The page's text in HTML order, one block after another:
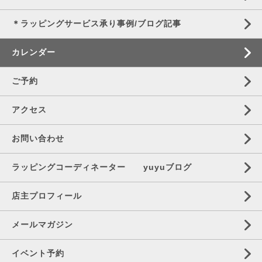
＊ラッピングサービス承り事例/ブログ記事
カレンダー
ご予約
アクセス
お問い合わせ
ラッピングコーディネーター yuyuブログ
店主プロフィール
メールマガジン
イベント予約